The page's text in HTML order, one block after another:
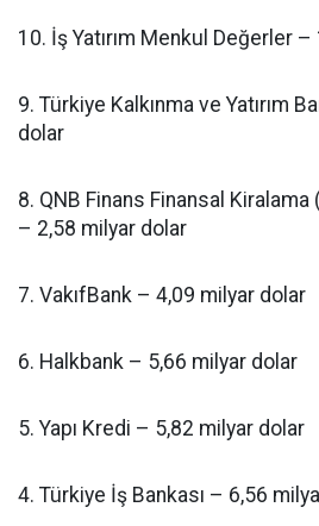
10. İş Yatırım Menkul Değerler
9. Türkiye Kalkınma ve Yatırım
dolar
8. QNB Finans Finansal
– 2,58 milyar dolar
7. VakıfBank – 4,09 milyar dolar
6. Halkbank – 5,66 milyar dolar
5. Yapı Kredi – 5,82 milyar dolar
4. Türkiye İş Bankası – 6,56